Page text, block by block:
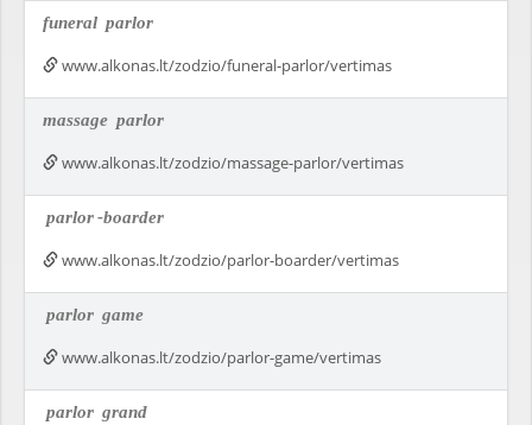
funeral parlor
www.alkonas.lt/zodzio/funeral-parlor/vertimas
massage parlor
www.alkonas.lt/zodzio/massage-parlor/vertimas
parlor-boarder
www.alkonas.lt/zodzio/parlor-boarder/vertimas
parlor game
www.alkonas.lt/zodzio/parlor-game/vertimas
parlor grand